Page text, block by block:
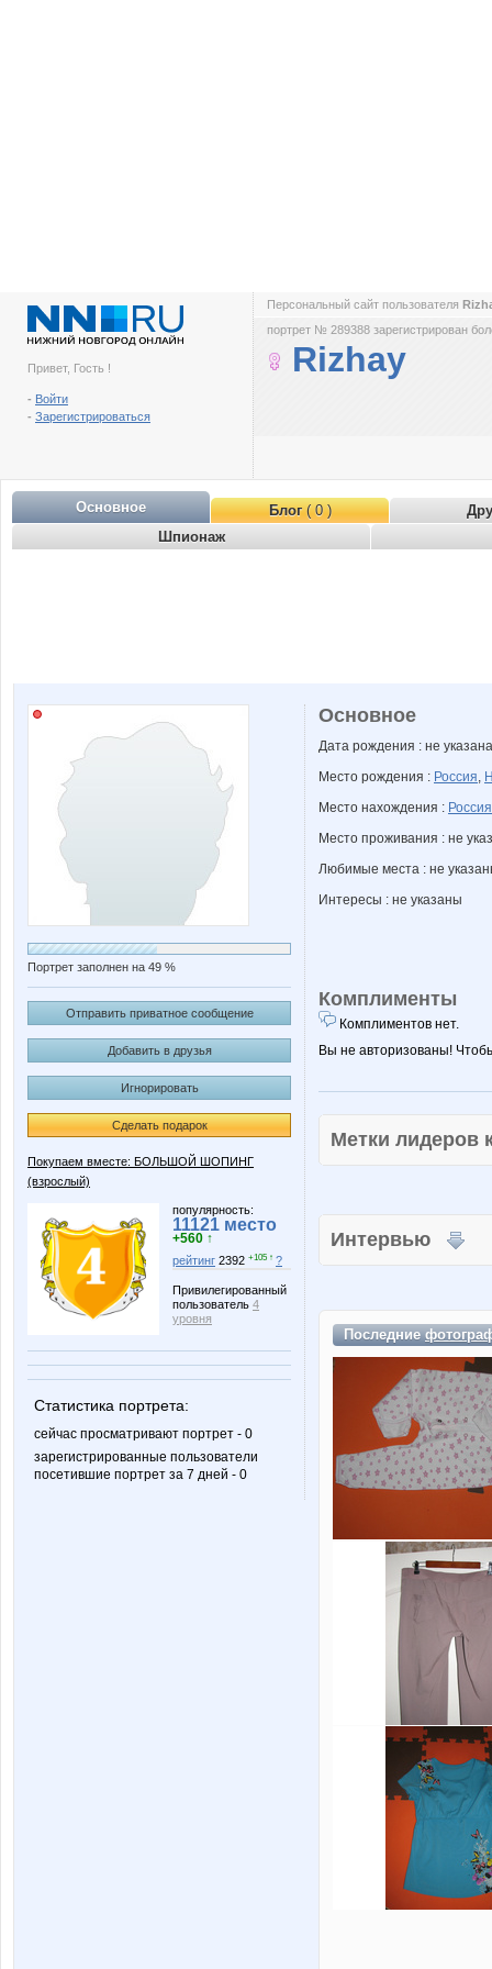
Привет, Гость !
- Войти
- Зарегистрироваться
Персональный сайт пользователя
портрет № 289388 зарегистрирован
Rizhay
Основное Блог( 0 )
Шпионаж
Портрет заполнен на 49 %
Отправить приватное сообщение
Добавить в друзья
Игнорировать
Сделать подарок
Покупаем вместе: БОЛЬШОЙ ШОПИНГ
(взрослый)
популярность:
11121 место
+560 ↑
рейтинг 2392 +105 ↑ ?
Привилегированный
пользователь 4
уровня
Статистика портрета:
сейчас просматривают портрет - 0
зарегистрированные пользователи
посетившие портрет за 7 дней - 0
Основное
Дата рождения : не указана
Место рождения : Россия,
Место нахождения : Россия
Место проживания : не
Любимые места : не
Интересы : не указаны
Комплименты
Комплиментов нет.
Вы не авторизованы!
Метки
Интервью
Последние